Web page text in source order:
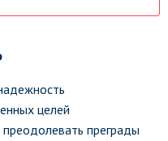
целей
преграды